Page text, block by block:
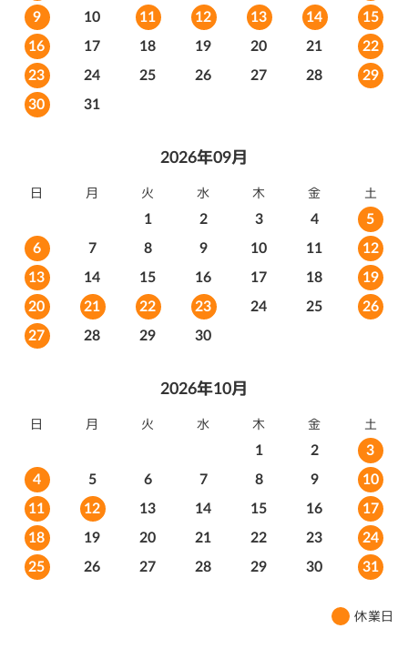
9
10 11 12 13 14
15
16
17 18 19 20 21
22
23
24 25 26 27 28
29
30
31
2026年09月
日 月 火 水 木 金 土
1 2 3 4
5
6
7 8 9 10 11
12
13
14 15 16 17 18
19
20
21 22 23 24 25
26
27
28 29 30
2026年10月
日 月 火 水 木 金 土
1 2
3
4
5 6 7 8 9
10
11
12 13 14 15 16
17
18
19 20 21 22 23
24
25
26 27 28 29 30 31
休業日